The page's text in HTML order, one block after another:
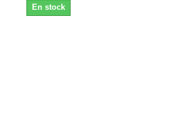
En stock